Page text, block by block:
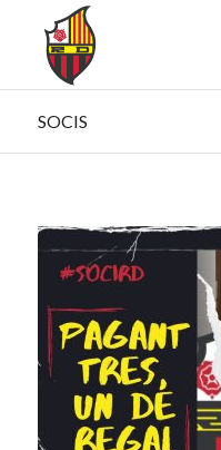
SOCIS